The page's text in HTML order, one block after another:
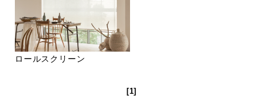
ロールスクリーン
[1]